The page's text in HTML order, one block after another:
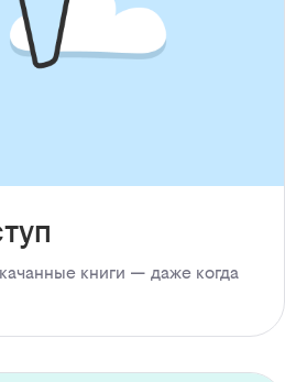
книги — даже когда